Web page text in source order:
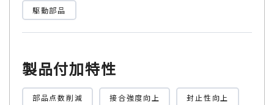
駆動部品
製品付加特性
部品点数削減 接合強度向上 封止性向上